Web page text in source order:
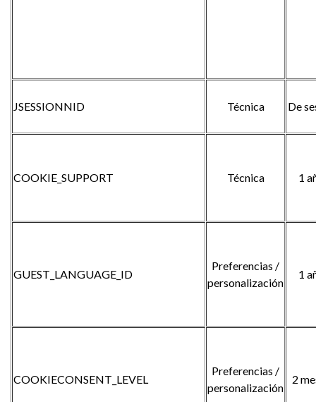
JSESSIONNID Técnica De
COOKIE_SUPPORT Técnica 1
GUEST_LANGUAGE_ID
Preferencias /
personalización
1
COOKIECONSENT_LEVEL
Preferencias /
personalización
2